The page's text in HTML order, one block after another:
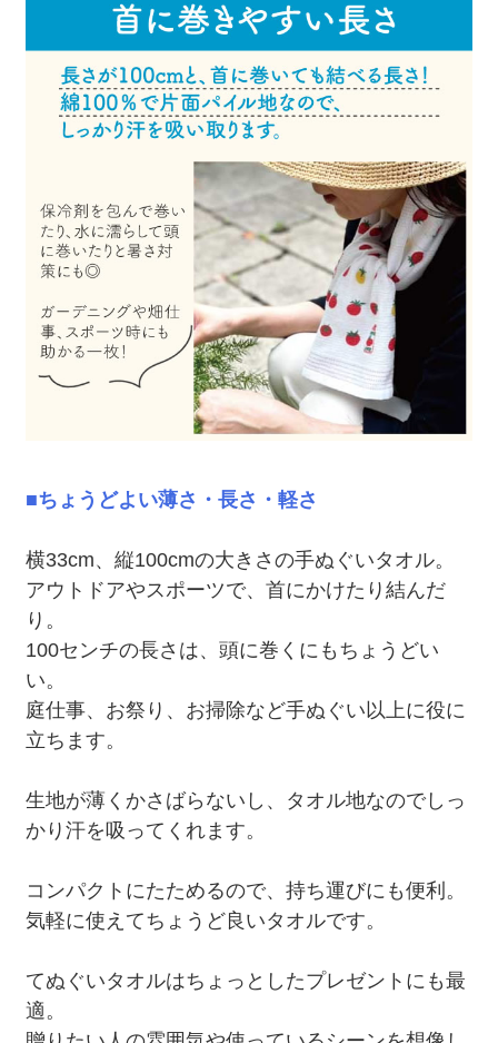
■ちょうどよい薄さ・長さ・軽さ
横33cm、縦100cmの大きさの手ぬぐいタオル。
アウトドアやスポーツで、首にかけたり結んだ
り。
100センチの長さは、頭に巻くにもちょうどい
い。
庭仕事、お祭り、お掃除など手ぬぐい以上に役に
立ちます。
生地が薄くかさばらないし、タオル地なのでしっ
かり汗を吸ってくれます。
コンパクトにたためるので、持ち運びにも便利。
気軽に使えてちょうど良いタオルです。
てぬぐいタオルはちょっとしたプレゼントにも最
適。